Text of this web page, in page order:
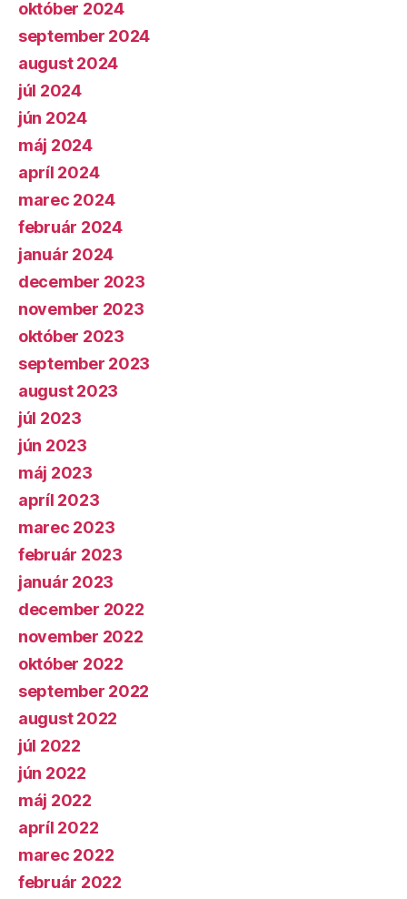
október 2024
september 2024
august 2024
júl 2024
jún 2024
máj 2024
apríl 2024
marec 2024
február 2024
január 2024
december 2023
november 2023
október 2023
september 2023
august 2023
júl 2023
jún 2023
máj 2023
apríl 2023
marec 2023
február 2023
január 2023
december 2022
november 2022
október 2022
september 2022
august 2022
júl 2022
jún 2022
máj 2022
apríl 2022
marec 2022
február 2022